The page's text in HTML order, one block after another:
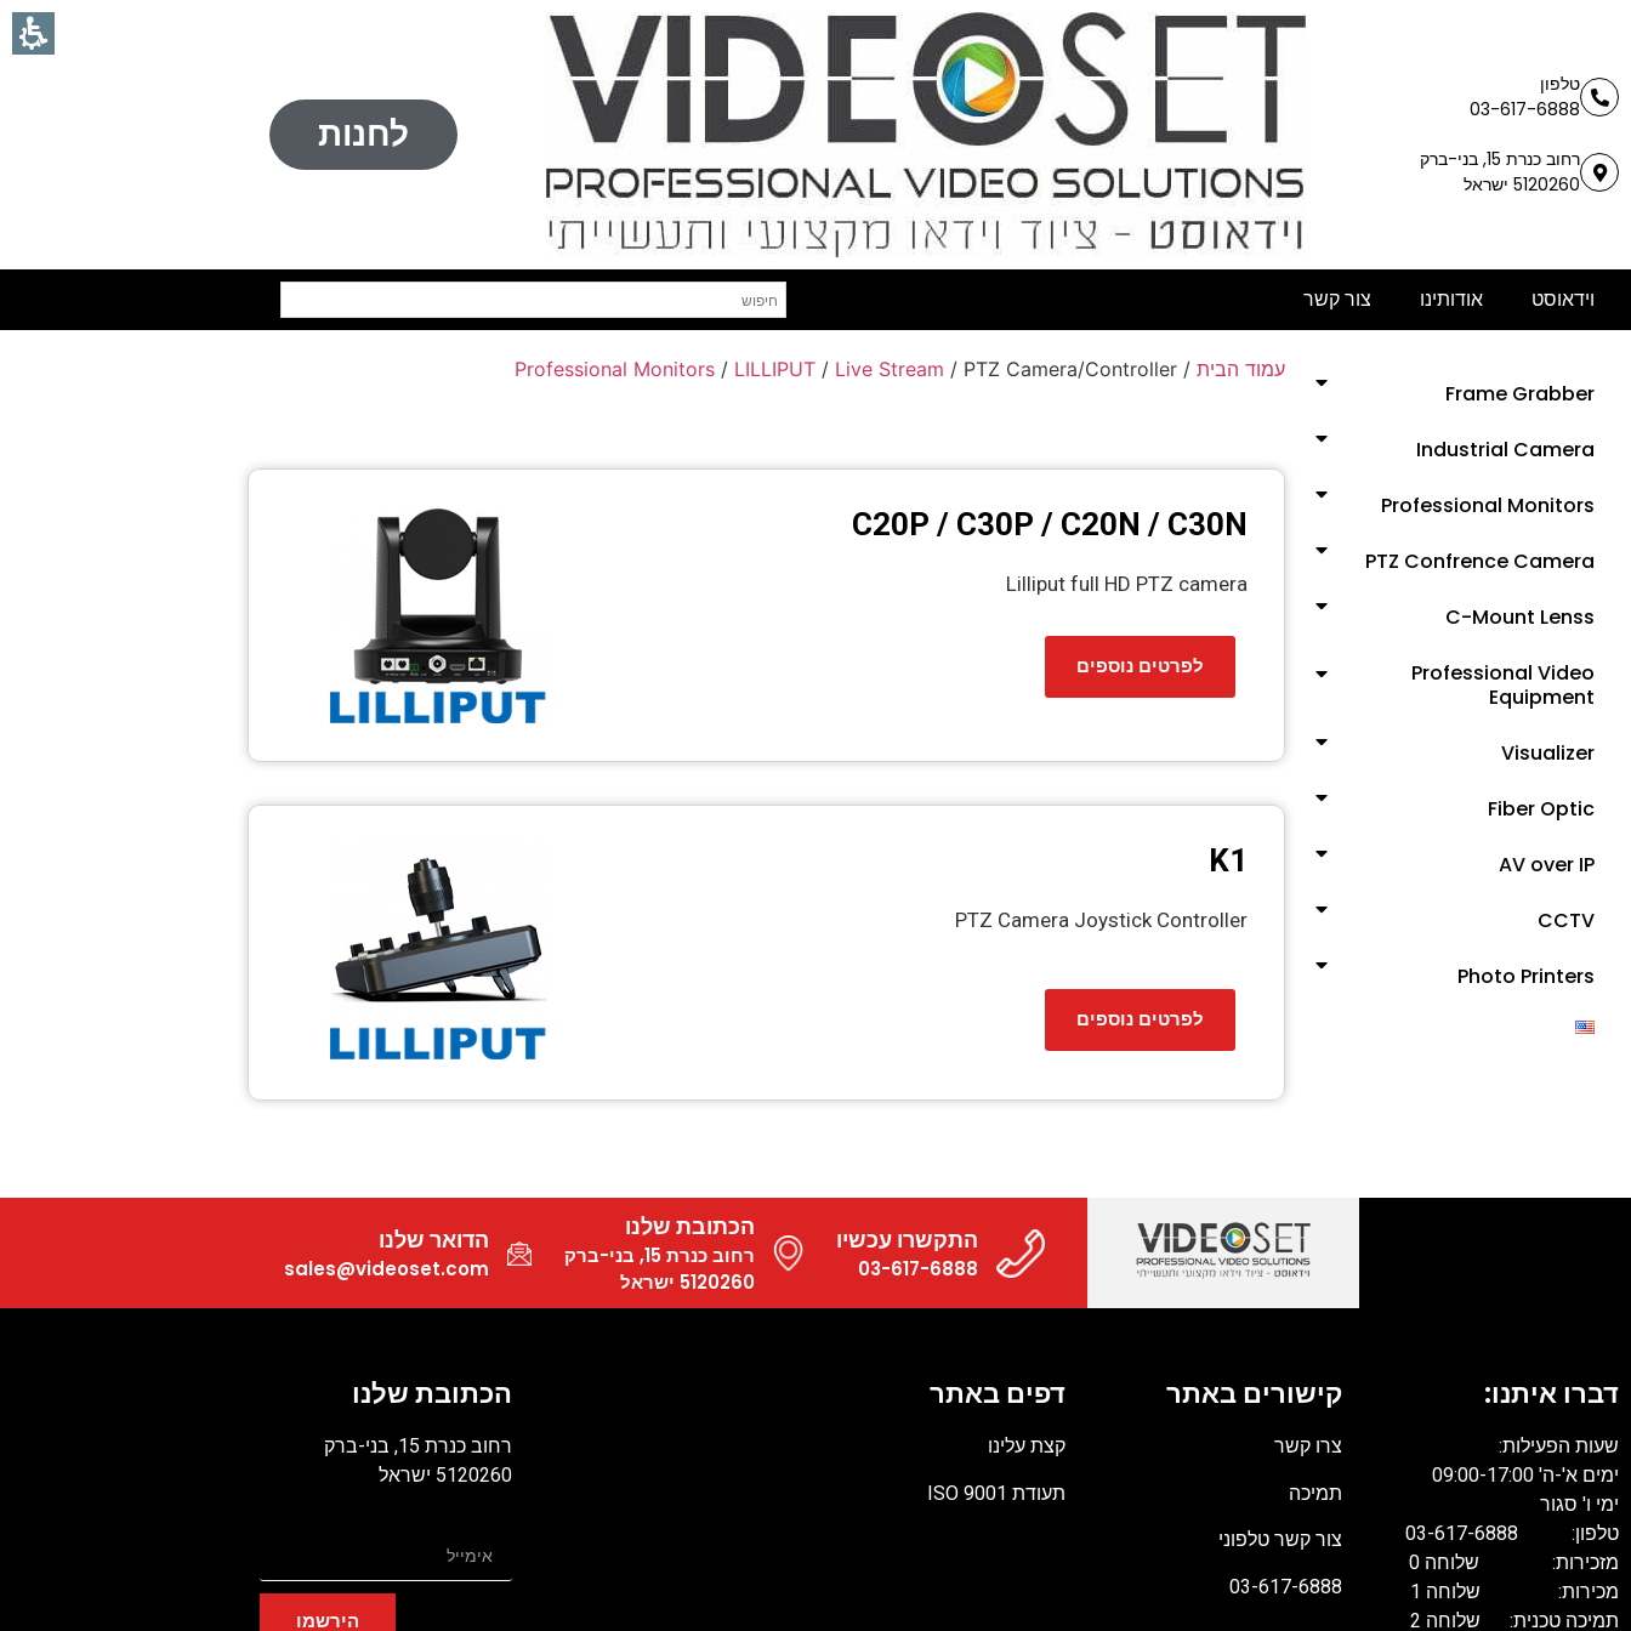
טלפון
03-617-6888
רחוב כנרת 15, בני-ברק
5120260 ישראל
לחנות
וידאוסט אודותינו צור קשר
Frame Grabber
Industrial Camera
Professional Monitors
PTZ Confrence Camera
C-Mount Lenss
Professional Video
Equipment
Visualizer
Fiber Optic
AV over IP
CCTV
Photo Printers
עמוד הבית /
Professional Monitors / LILLIPUT / Live Stream / PTZ Camera/Controller
C20P / C30P / C20N / C30N
Lilliput full HD PTZ camera
לפרטים נוספים
K1
PTZ Camera Joystick Controller
לפרטים נוספים
התקשרו עכשיו
03-617-6888
הכתובת שלנו
רחוב כנרת 15, בני-ברק
5120260 ישראל
הדואר שלנו
sales@videoset.com
דברו איתנו:
שעות הפעילות:
ימים א'-ה' 09:00-17:00
ימי ו' סגור
טלפון: 03-617-6888
מזכירות: שלוחה 0
מכירות: שלוחה 1
תמיכה טכנית: שלוחה 2
קישורים באתר
צרו קשר
תמיכה
צור קשר טלפוני
03-617-6888
דפים באתר
קצת עלינו
תעודת ISO 9001
הכתובת שלנו
רחוב כנרת 15, בני-ברק
5120260 ישראל
הירשמו